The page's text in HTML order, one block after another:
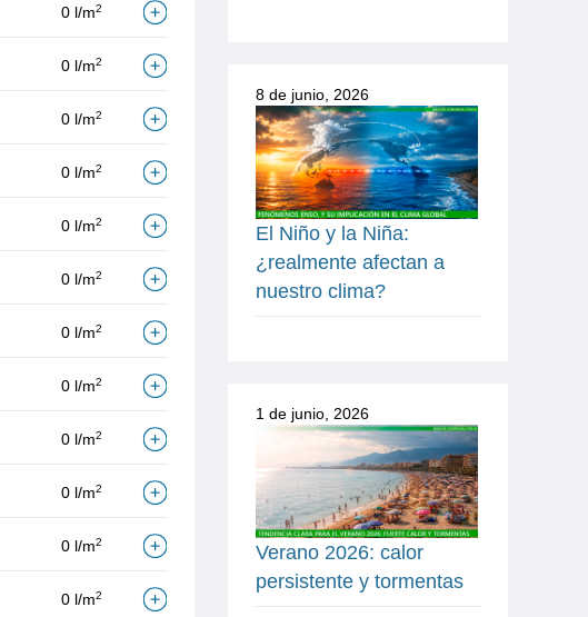
0 l/m2
0 l/m2
0 l/m2
0 l/m2
0 l/m2
0 l/m2
0 l/m2
0 l/m2
0 l/m2
0 l/m2
0 l/m2
0 l/m2
8 de junio, 2026
El Niño y la Niña:
¿realmente afectan a
nuestro clima?
1 de junio, 2026
Verano 2026: calor
persistente y tormentas